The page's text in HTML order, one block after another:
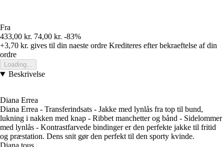
Fra
433,00 kr. 74,00 kr. -83%
+3,70 kr. gives til din naeste ordre Krediteres efter bekraeftelse af din
ordre
Loading...
Beskrivelse
Diana Errea
Diana Errea - Transferindsats - Jakke med lynlås fra top til bund,
lukning i nakken med knap - Ribbet manchetter og bånd - Sidelommer
med lynlås - Kontrastfarvede bindinger er den perfekte jakke til fritid
og præstation. Dens snit gør den perfekt til den sporty kvinde.